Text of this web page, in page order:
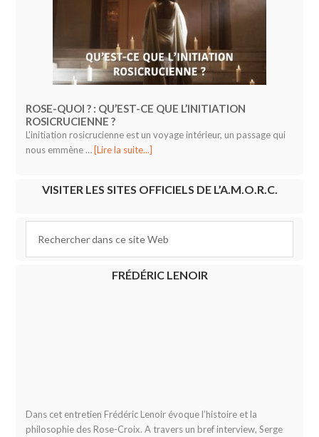
ROSE-QUOI ? : QU’EST-CE QUE L’INITIATION
ROSICRUCIENNE ?
L’initiation rosicrucienne est un voyage intérieur, un passage qui
nous emmène … [Lire la suite...]
VISITER LES SITES OFFICIELS DE L’A.M.O.R.C.
FRÉDÉRIC LENOIR
Dans cet entretien Frédéric Lenoir évoque l’histoire et la
philosophie des Rose-Croix. A travers un bref interview, Serge